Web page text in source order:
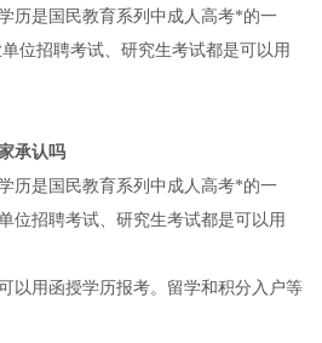
历是国民教育系列中成人高考*的一
位招聘考试、研究生考试都是可以用
承认吗
历是国民教育系列中成人高考*的一
位招聘考试、研究生考试都是可以用
以用函授学历报考。留学和积分入户等